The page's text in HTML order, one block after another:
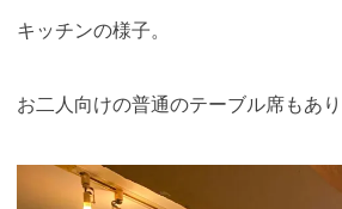
キッチンの様子。
お二人向けの普通のテーブル席もあり